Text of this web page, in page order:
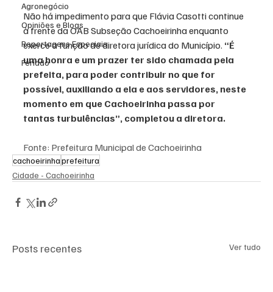
Agronegócio
Opiniões e Blogs
Reportagens Especiais
Feriado
Não há impedimento para que Flávia Casotti continue
à frente da OAB Subseção Cachoeirinha enquanto
exerce a função de diretora jurídica do Município. “É
uma honra e um prazer ter sido chamada pela
prefeita, para poder contribuir no que for
possível, auxiliando a ela e aos servidores, neste
momento em que Cachoeirinha passa por
tantas turbulências”, completou a diretora.
Fonte: Prefeitura Municipal de Cachoeirinha
cachoeirinhaprefeitura
Cidade - Cachoeirinha
Posts recentes Ver tudo